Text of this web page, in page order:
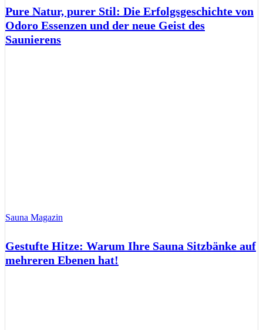
Pure Natur, purer Stil: Die Erfolgsgeschichte von
Odoro Essenzen und der neue Geist des
Saunierens
Sauna Magazin
Gestufte Hitze: Warum Ihre Sauna Sitzbänke auf
mehreren Ebenen hat!